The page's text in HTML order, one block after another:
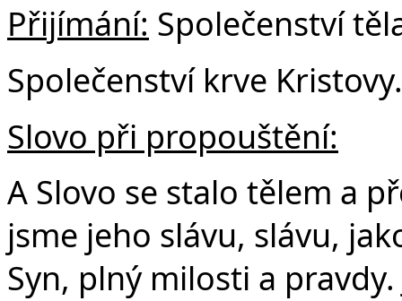
Přijímání: Společenství
Společenství krve Kristovy.
Slovo při propouštění:
A Slovo se stalo tělem a
jsme jeho slávu, slávu,
Syn, plný milosti a pravdy.